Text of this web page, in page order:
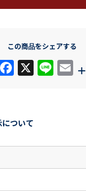
この商品をシェアする
F
e
b
o
o
X Li E
+
ついて